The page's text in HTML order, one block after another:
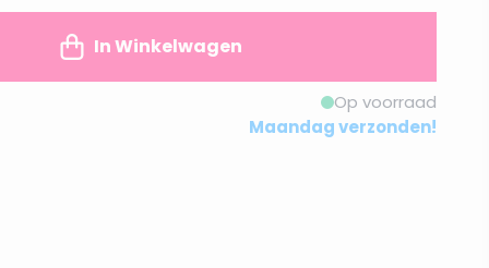
In Winkelwagen
Op voorraad
Maandag verzonden!